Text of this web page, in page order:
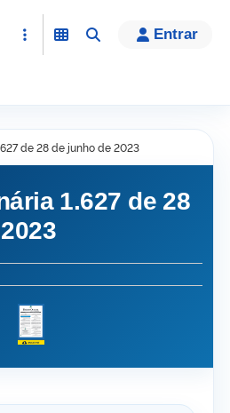
Entrar
de 28 de junho de 2023
1.627 de 28